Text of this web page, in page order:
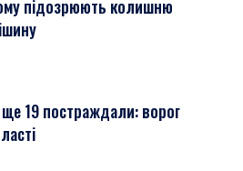
підозрюють колишню
19 постраждали: ворог